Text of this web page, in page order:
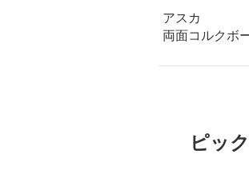
アスカ
両面コルクボ
ピッ